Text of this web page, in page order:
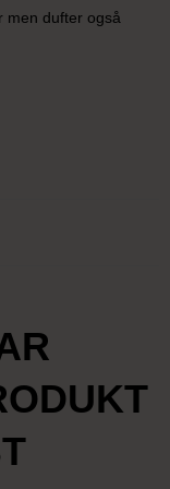
men dufter også